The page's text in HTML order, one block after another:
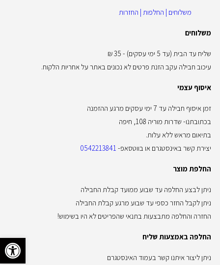
משלוחים | החלפות | החזרות
משלוחים
שליח עד הבית (עד 5 ימי עסקים) - 35 ₪
עיכוב חבילה עקב הזנת פרטים לא נכונים באתר על אחריות הלקוח.
איסוף עצמי
זמן איסוף חבילה עד 7 ימי עסקים מרגע ההזמנה
בכתובתנו- שדרות מוריה 108, חיפה
בתיאום מראש ללא עלות.
יצירת קשר באינסטגרם או בווטסאפ- 0542213841
החלפת מוצר
ניתן לבצע החלפה עד שבוע ממועד קבלת החבילה
ניתן לקבל החזר כספי עד שבוע מרגע קבלת החבילה
החזרה והחלפה מתבצעות בתנאי שהפריטים לא היו בשימוש!
החלפה באמצעות שליח
ניתן ליצור איתנו קשר בעמוד האינסטגרם
פתח